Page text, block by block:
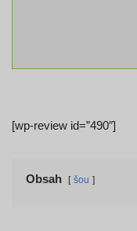
[wp-review id=”490″]
Obsah šou